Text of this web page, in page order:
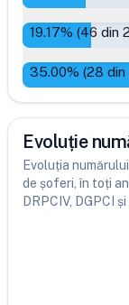
19.17% (46 din
35.00% (28 din
Evoluție
Evoluția
de șoferi, în toți
DRPCIV, DGPCI și